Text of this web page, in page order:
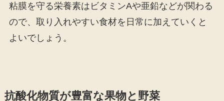
粘膜を守る栄養素はビタミンAや亜鉛などが関わる
ので、取り入れやすい食材を日常に加えていくと
よいでしょう。
抗酸化物質が豊富な果物と野菜